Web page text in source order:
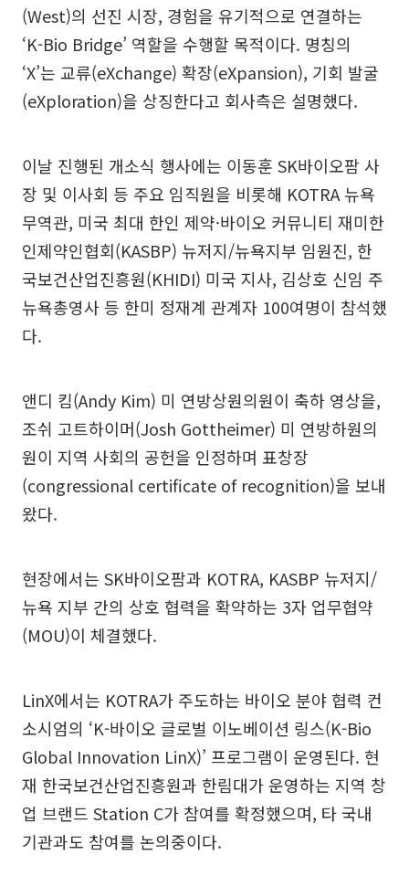
(West)의 선진 시장, 경험을 유기적으로 연결하는
‘K-Bio Bridge’ 역할을 수행할 목적이다. 명칭의
‘X’는 교류(eXchange) 확장(eXpansion), 기회 발굴
(eXploration)을 상징한다고 회사측은 설명했다.
이날 진행된 개소식 행사에는 이동훈 SK바이오팜 사
장 및 이사회 등 주요 임직원을 비롯해 KOTRA 뉴욕
무역관, 미국 최대 한인 제약·바이오 커뮤니티 재미한
인제약인협회(KASBP) 뉴저지/뉴욕지부 임원진, 한
국보건산업진흥원(KHIDI) 미국 지사, 김상호 신임 주
뉴욕총영사 등 한미 정재계 관계자 100여명이 참석했
다.
앤디 킴(Andy Kim) 미 연방상원의원이 축하 영상을,
조쉬 고트하이머(Josh Gottheimer) 미 연방하원의
원이 지역 사회의 공헌을 인정하며 표창장
(congressional certificate of recognition)을 보내
왔다.
현장에서는 SK바이오팜과 KOTRA, KASBP 뉴저지/
뉴욕 지부 간의 상호 협력을 확약하는 3자 업무협약
(MOU)이 체결했다.
LinX에서는 KOTRA가 주도하는 바이오 분야 협력 컨
소시엄의 ‘K-바이오 글로벌 이노베이션 링스(K-Bio
Global Innovation LinX)’ 프로그램이 운영된다. 현
재 한국보건산업진흥원과 한림대가 운영하는 지역 창
업 브랜드 Station C가 참여를 확정했으며, 타 국내
기관과도 참여를 논의중이다.